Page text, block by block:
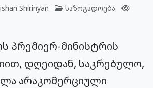
Shirinyan
საზოგადოება
პრემიერ-მინისტრის
დღეიდან, საკრებულო,
არაკომერციული